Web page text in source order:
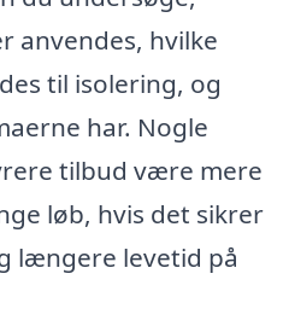
anvendes, hvilke
til isolering, og
har. Nogle
tilbud være mere
løb, hvis det sikrer
længere levetid på